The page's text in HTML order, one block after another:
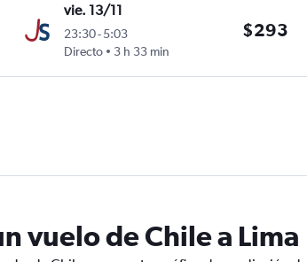
vie. 13/11
23:30-5:03
Directo
3 h 33 min
$293
vuelo de Chile a Lima